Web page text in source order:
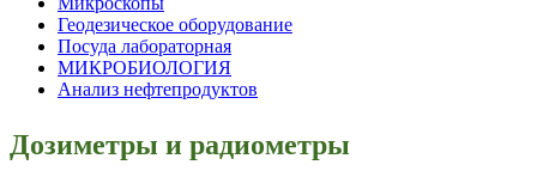
Геодезическое оборудование
Посуда лабораторная
МИКРОБИОЛОГИЯ
Анализ нефтепродуктов
Дозиметры и радиометры